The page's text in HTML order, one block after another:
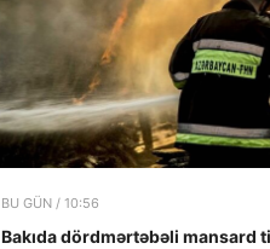
BU GÜN / 10:56
Bakıda dördmərtəbəli mansard